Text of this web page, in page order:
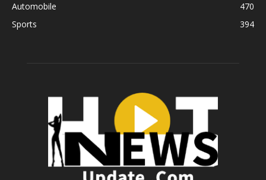
Automobile
470
Sports
394